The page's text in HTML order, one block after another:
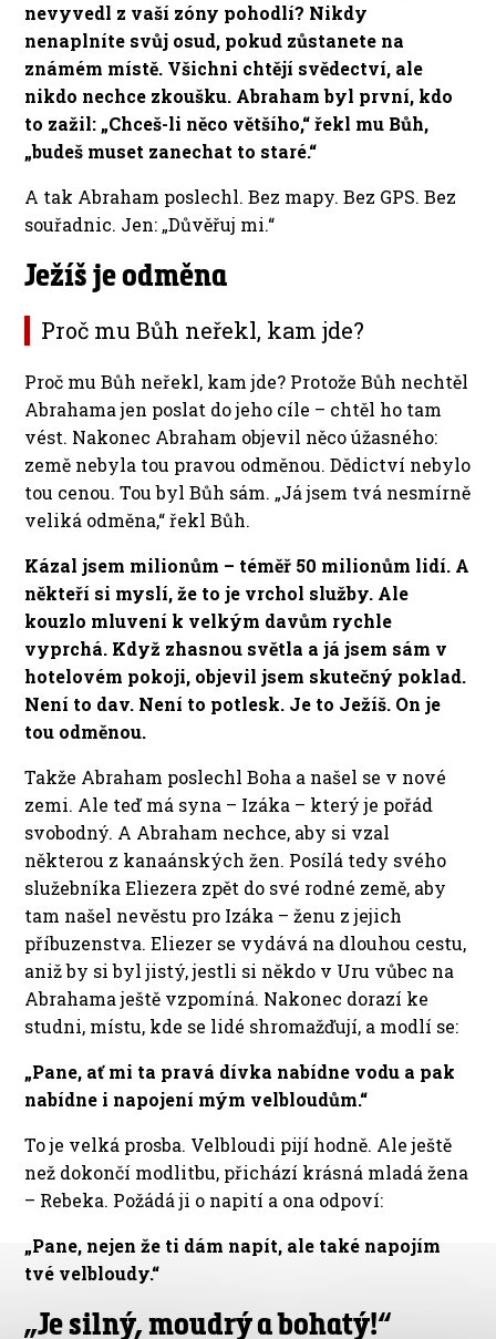
nevyvedl z vaší zóny pohodlí? Nikdy
nenaplníte svůj osud, pokud zůstanete na
známém místě. Všichni chtějí svědectví, ale
nikdo nechce zkoušku. Abraham byl první, kdo
to zažil: „Chceš-li něco většího,“ řekl mu Bůh,
„budeš muset zanechat to staré.“
A tak Abraham poslechl. Bez mapy. Bez GPS. Bez
souřadnic. Jen: „Důvěřuj mi.“
Ježíš je odměna
Proč mu Bůh neřekl, kam jde?
Proč mu Bůh neřekl, kam jde? Protože Bůh nechtěl
Abrahama jen poslat do jeho cíle – chtěl ho tam
vést. Nakonec Abraham objevil něco úžasného:
země nebyla tou pravou odměnou. Dědictví nebylo
tou cenou. Tou byl Bůh sám. „Já jsem tvá nesmírně
veliká odměna,“ řekl Bůh.
Kázal jsem milionům – téměř 50 milionům lidí. A
někteří si myslí, že to je vrchol služby. Ale
kouzlo mluvení k velkým davům rychle
vyprchá. Když zhasnou světla a já jsem sám v
hotelovém pokoji, objevil jsem skutečný poklad.
Není to dav. Není to potlesk. Je to Ježíš. On je
tou odměnou.
Takže Abraham poslechl Boha a našel se v nové
zemi. Ale teď má syna – Izáka – který je pořád
svobodný. A Abraham nechce, aby si vzal
některou z kanaánských žen. Posílá tedy svého
služebníka Eliezera zpět do své rodné země, aby
tam našel nevěstu pro Izáka – ženu z jejich
příbuzenstva. Eliezer se vydává na dlouhou cestu,
aniž by si byl jistý, jestli si někdo v Uru vůbec na
Abrahama ještě vzpomíná. Nakonec dorazí ke
studni, místu, kde se lidé shromažďují, a modlí se:
„Pane, ať mi ta pravá dívka nabídne vodu a pak
nabídne i napojení mým velbloudům.“
To je velká prosba. Velbloudi pijí hodně. Ale ještě
než dokončí modlitbu, přichází krásná mladá žena
– Rebeka. Požádá ji o napití a ona odpoví:
„Pane, nejen že ti dám napít, ale také napojím
tvé velbloudy.“
„Je silný, moudrý a bohatý!“